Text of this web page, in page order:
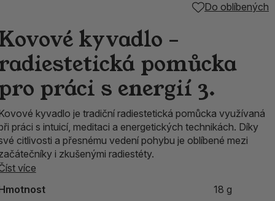
Orientální kovové
lucerny
Do oblíbených
kyvadlo –
pomůcka
práci s energií 3.
kyvadlo je tradiční radiestetická pomůcka využívaná
práci s intuicí, meditaci a energetických technikách. Díky
citlivosti a přesnému vedení pohybu je oblíbené mezi
i zkušenými radiestéty.
více
18 g